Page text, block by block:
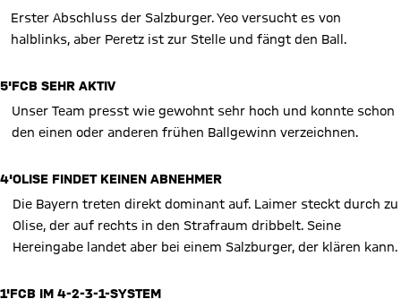
Erster Abschluss der Salzburger. Yeo versucht es von
halblinks, aber Peretz ist zur Stelle und fängt den Ball.
5'FCB SEHR AKTIV
Unser Team presst wie gewohnt sehr hoch und konnte schon
den einen oder anderen frühen Ballgewinn verzeichnen.
4'OLISE FINDET KEINEN ABNEHMER
Die Bayern treten direkt dominant auf. Laimer steckt durch zu
Olise, der auf rechts in den Strafraum dribbelt. Seine
Hereingabe landet aber bei einem Salzburger, der klären kann.
1'FCB IM 4-2-3-1-SYSTEM